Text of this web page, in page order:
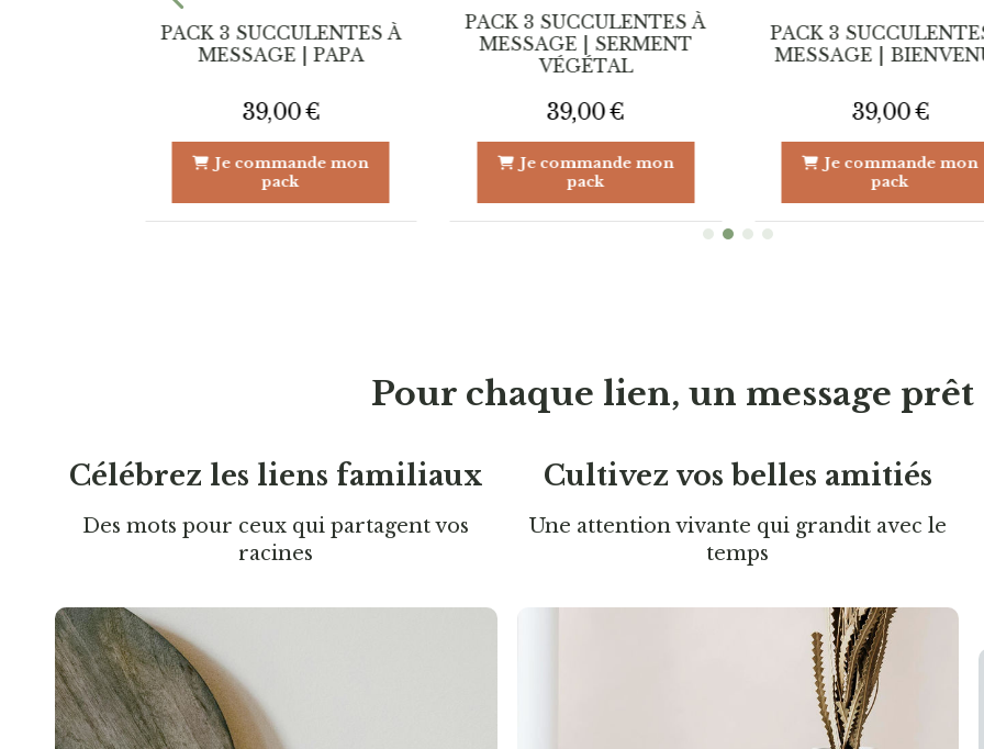
PACK 3 SUCCULENTES À
MESSAGE | PAPA
39,00€
Je commande mon
pack
PACK 3 SUCCULENTES À
MESSAGE | SERMENT
VÉGÉTAL
39,00€
Je commande mon
pack
PACK 3
MESSAGE |
39,00€
Je commande mon
pack
Pour chaque lien, un message
Célébrez les liens familiaux
Des mots pour ceux qui partagent vos
racines
Cultivez vos belles amitiés
Une attention vivante qui grandit avec le
temps